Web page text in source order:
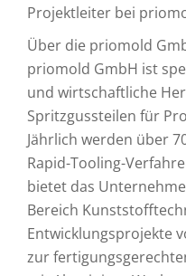
Projektleiter bei
Über die priomold
priomold GmbH ist
und wirtschaftliche
Spritzgussteilen für
Jährlich werden über
Rapid-Tooling-
bietet das
Bereich
Entwicklungsprojekte
zur